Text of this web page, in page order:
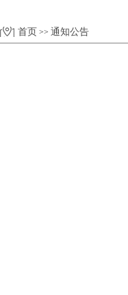
首页 >> 通知公告